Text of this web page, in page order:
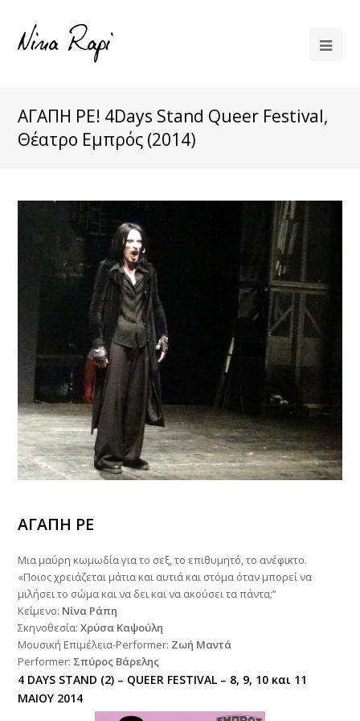
ΑΓΑΠΗ ΡΕ! 4Days Stand Queer Festival,
Θέατρο Εμπρός (2014)
ΑΓΑΠΗ ΡΕ
Μια μαύρη κωμωδία για το σεξ, τo επιθυμητό, το ανέφικτο.
«Ποιος χρειάζεται μάτια και αυτιά και στόμα όταν μπορεί να
μιλήσει το σώμα και να δει και να ακούσει τα πάντα;”
Κείμενο: Νίνα Ράπη
Σκηνοθεσία:Χρύσα Καψούλη
Μουσική Επιμέλεια-Performer: Ζωή Μαντά
Performer: Σπύρος Βάρελης
4 DAYS STAND (2) – QUEER FESTIVAL – 8, 9, 10 και 11
ΜΑΙΟΥ 2014